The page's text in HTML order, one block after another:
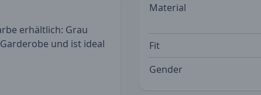
erhältlich: Grau
und ist ideal
Material
Fit
Gender